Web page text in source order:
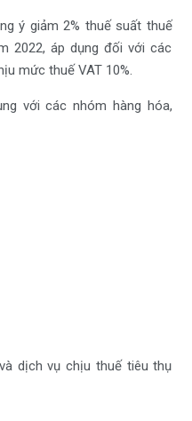
ý giảm 2% thuế suất thuế
2022, áp dụng đối với các
mức thuế VAT 10%.
với các nhóm hàng hóa,
dịch vụ chịu thuế tiêu thụ